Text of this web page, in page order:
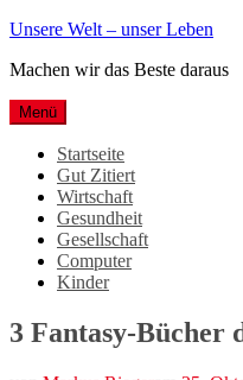
Weiter
Inhalt
Unsere Welt – unser Leben
Machen wir das Beste daraus
Menü
Startseite
Gut Zitiert
Wirtschaft
Gesundheit
Gesellschaft
Computer
Kinder
3 Fantasy-Bücher